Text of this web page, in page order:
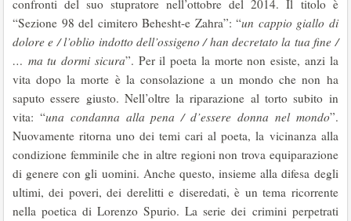
confronti del suo stupratore nell’ottobre del 2014. Il titolo è
“Sezione 98 del cimitero Behesht-e Zahra”: “un cappio giallo di
dolore e / l’oblio indotto dell’ossigeno / han decretato la tua fine /
… ma tu dormi sicura”. Per il poeta la morte non esiste, anzi la
vita dopo la morte è la consolazione a un mondo che non ha
saputo essere giusto. Nell’oltre la riparazione al torto subito in
vita: “una condanna alla pena / d’essere donna nel mondo”.
Nuovamente ritorna uno dei temi cari al poeta, la vicinanza alla
condizione femminile che in altre regioni non trova equiparazione
di genere con gli uomini. Anche questo, insieme alla difesa degli
ultimi, dei poveri, dei derelitti e diseredati, è un tema ricorrente
nella poetica di Lorenzo Spurio. La serie dei crimini perpetrati